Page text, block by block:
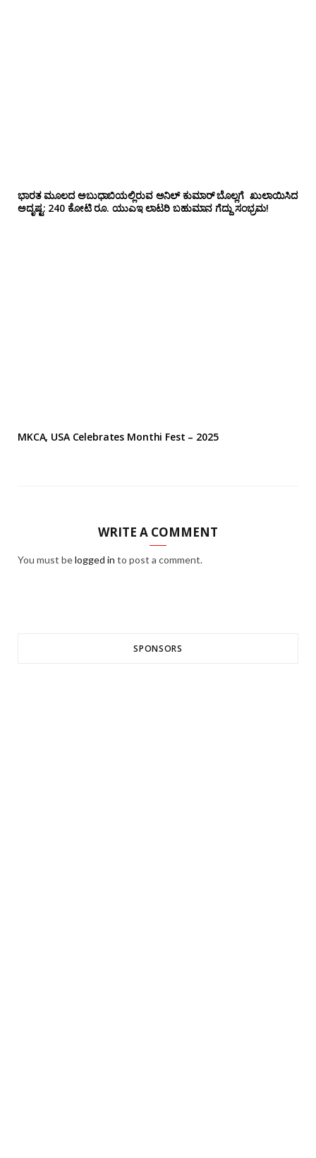
ಭಾರತ ಮೂಲದ ಅಬುಧಾಬಿಯಲ್ಲಿರುವ ಅನಿಲ್‌ ಕುಮಾರ್ ಬೊಲ್ಲಗೆ ಖುಲಾಯಿಸಿದ
ಅದೃಷ್ಟ: 240 ಕೋಟಿ ರೂ. ಯುಎಇ ಲಾಟರಿ ಬಹುಮಾನ ಗೆದ್ದು ಸಂಭ್ರಮ!
MKCA, USA Celebrates Monthi Fest – 2025
WRITE A COMMENT
You must belogged in to post a comment.
SPONSORS